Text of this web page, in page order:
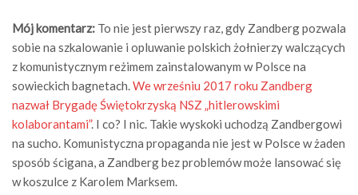
Mój komentarz: To nie jest pierwszy raz, gdy Zandberg pozwala
sobie na szkalowanie i opluwanie polskich żołnierzy walczących
z komunistycznym reżimem zainstalowanym w Polsce na
sowieckich bagnetach.We wrześniu 2017 roku Zandberg
nazwał Brygadę Świętokrzyską NSZ „hitlerowskimi
kolaborantami”. I co? I nic. Takie wyskoki uchodzą Zandbergowi
na sucho. Komunistyczna propaganda nie jest w Polsce w żaden
sposób ścigana, a Zandberg bez problemów może lansować się
w koszulce z Karolem Marksem.